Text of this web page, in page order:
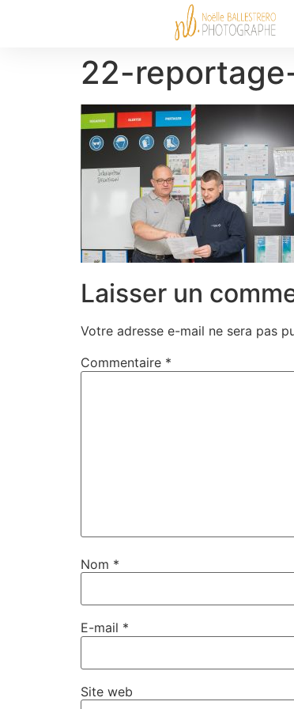
22-
Laisser un
Votre adresse e-mail ne sera pas
Commentaire *
Nom *
E-mail *
Site web